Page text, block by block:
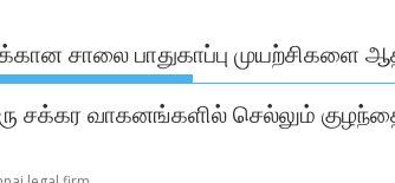
சாலை பாதுகாப்பு முயற்சிகளை
சக்கர வாகனங்களில் செல்லும்